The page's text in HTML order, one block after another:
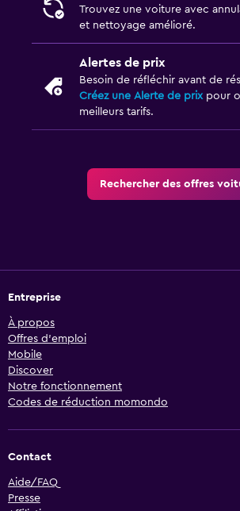
Trouvez une voiture avec
et nettoyage amélioré.
Alertes de prix
Besoin de réfléchir avant de
Créez une Alerte de prixpour
meilleurs tarifs.
Rechercher des offres
Entreprise
À propos
Offres d’emploi
Mobile
Discover
Notre fonctionnement
Codes de réduction momondo
Contact
Aide/FAQ
Presse